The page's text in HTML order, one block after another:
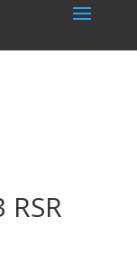
RSR